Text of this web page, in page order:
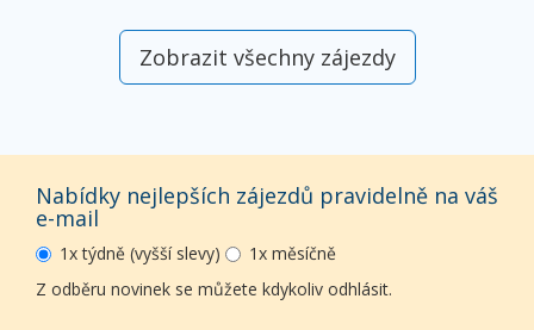
Zobrazit všechny zájezdy
Nabídky nejlepších zájezdů pravidelně na váš
e-mail
1x týdně (vyšší slevy)
1x měsíčně
Z odběru novinek se můžete kdykoliv odhlásit.